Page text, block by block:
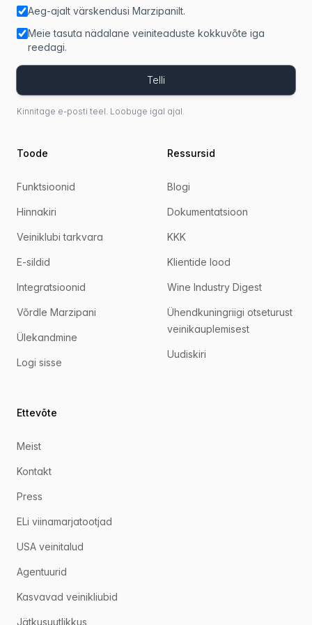
Aeg-ajalt värskendusi Marzipanilt.
Meie tasuta nädalane veiniteaduste kokkuvõte iga
reedagi.
Telli
Kinnitage e-posti teel. Loobuge igal ajal.
Toode
Funktsioonid
Hinnakiri
Veiniklubi tarkvara
E-sildid
Integratsioonid
Võrdle Marzipani
Ülekandmine
Logi sisse
Ressursid
Blogi
Dokumentatsioon
KKK
Klientide lood
Wine Industry Digest
Ühendkuningriigi otseturust
veinikauplemisest
Uudiskiri
Ettevõte
Meist
Kontakt
Press
ELi viinamarjatootjad
USA veinitalud
Agentuurid
Kasvavad veinikliubid
Jätkusuutlikkus